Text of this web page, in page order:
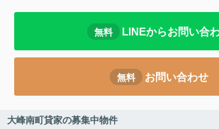
無料 LINEからお問い合
無料 お問い合わせ
大峰南町貸家の募集中物件